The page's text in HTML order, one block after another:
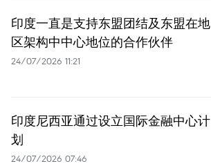
印度一直是支持东盟团结及东盟在地
区架构中中心地位的合作伙伴
24/07/2026 11:21
印度尼西亚通过设立国际金融中心计
划
24/07/2026 07:46